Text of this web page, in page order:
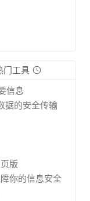
门工具
信息
据的安全传输
版
你的信息安全